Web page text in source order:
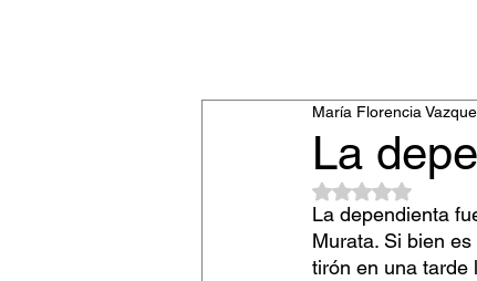
La
María Florencia
Obtuvo NaN de 5
La dependienta
Murata. Si bien
tirón en una tarde